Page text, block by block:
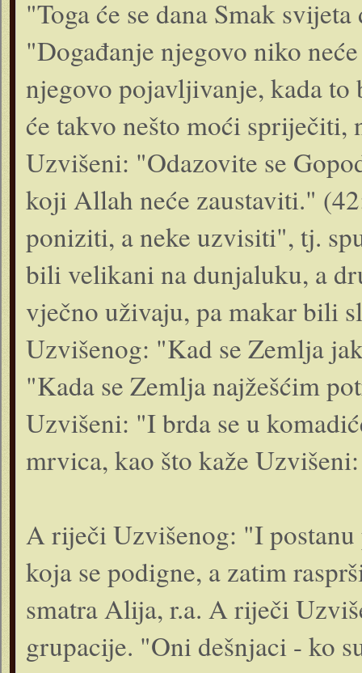
"Toga će se dana Smak
"Događanje njegovo niko
njegovo pojavljivanje, kada
će takvo nešto moći
Uzvišeni: "Odazovite se
koji Allah neće zaustaviti."
poniziti, a neke uzvisiti", tj.
bili velikani na dunjaluku, a
vječno uživaju, pa makar bili
Uzvišenog: "Kad se Zemlja
"Kada se Zemlja najžešćim
Uzvišeni: "I brda se u
mrvica, kao što kaže
A riječi Uzvišenog: "I postanu
koja se podigne, a zatim
smatra Alija, r.a. A riječi
grupacije. "Oni dešnjaci - ko